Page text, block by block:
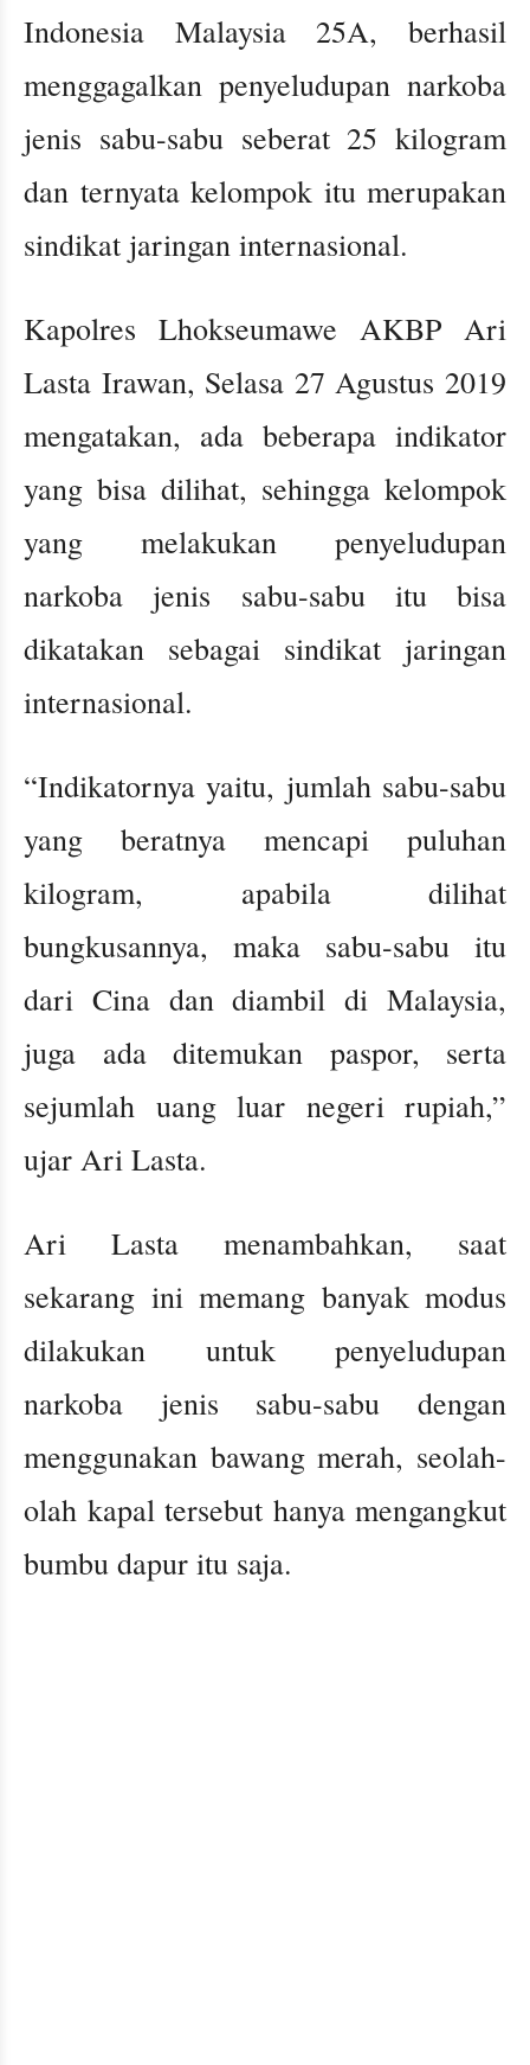
Indonesia Malaysia 25A, berhasil
menggagalkan penyeludupan narkoba
jenis sabu-sabu seberat 25 kilogram
dan ternyata kelompok itu merupakan
sindikat jaringan internasional.
Kapolres Lhokseumawe AKBP Ari
Lasta Irawan, Selasa 27 Agustus 2019
mengatakan, ada beberapa indikator
yang bisa dilihat, sehingga kelompok
yang melakukan penyeludupan
narkoba jenis sabu-sabu itu bisa
dikatakan sebagai sindikat jaringan
internasional.
“Indikatornya yaitu, jumlah sabu-sabu
yang beratnya mencapi puluhan
kilogram, apabila dilihat
bungkusannya, maka sabu-sabu itu
dari Cina dan diambil di Malaysia,
juga ada ditemukan paspor, serta
sejumlah uang luar negeri rupiah,”
ujar Ari Lasta.
Ari Lasta menambahkan, saat
sekarang ini memang banyak modus
dilakukan untuk penyeludupan
narkoba jenis sabu-sabu dengan
menggunakan bawang merah, seolah-
olah kapal tersebut hanya mengangkut
bumbu dapur itu saja.